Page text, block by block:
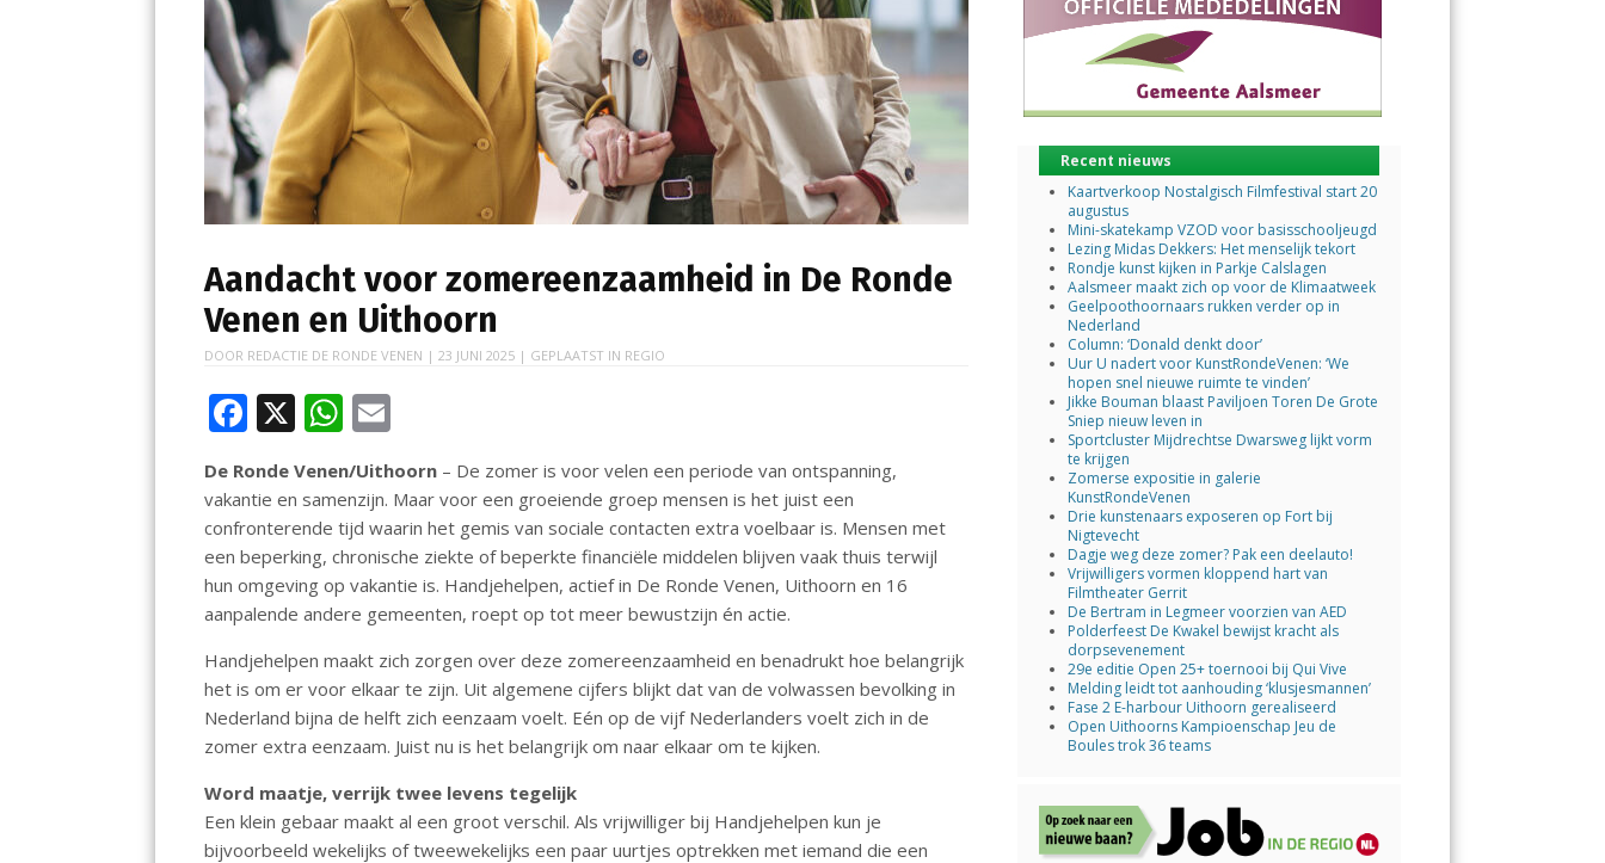
Aandacht voor zomereenzaamheid in De Ronde
Venen en Uithoorn
DOOR REDACTIE DE RONDE VENEN |23 JUNI 2025 | GEPLAATST IN REGIO
F
ac
e
b
o
o
k
X W
h
at
s
A
p
p
ai
l
De Ronde Venen/Uithoorn – De zomer is voor velen een periode van ontspanning,
vakantie en samenzijn. Maar voor een groeiende groep mensen is het juist een
confronterende tijd waarin het gemis van sociale contacten extra voelbaar is. Mensen met
een beperking, chronische ziekte of beperkte financiële middelen blijven vaak thuis terwijl
hun omgeving op vakantie is. Handjehelpen, actief in De Ronde Venen, Uithoorn en 16
aanpalende andere gemeenten, roept op tot meer bewustzijn én actie.
Handjehelpen maakt zich zorgen over deze zomereenzaamheid en benadrukt hoe belangrijk
het is om er voor elkaar te zijn. Uit algemene cijfers blijkt dat van de volwassen bevolking in
Nederland bijna de helft zich eenzaam voelt. Eén op de vijf Nederlanders voelt zich in de
zomer extra eenzaam. Juist nu is het belangrijk om naar elkaar om te kijken.
Word maatje, verrijk twee levens tegelijk
Een klein gebaar maakt al een groot verschil. Als vrijwilliger bij Handjehelpen kun je
bijvoorbeeld wekelijks of tweewekelijks een paar uurtjes optrekken met iemand die een
Recent nieuws
Kaartverkoop Nostalgisch Filmfestival start 20
augustus
Mini-skatekamp VZOD voor basisschooljeugd
Lezing Midas Dekkers: Het menselijk tekort
Rondje kunst kijken in Parkje Calslagen
Aalsmeer maakt zich op voor de Klimaatweek
Geelpoothoornaars rukken verder op in
Nederland
Column: ‘Donald denkt door’
Uur U nadert voor KunstRondeVenen: ‘We
hopen snel nieuwe ruimte te vinden’
Jikke Bouman blaast Paviljoen Toren De Grote
Sniep nieuw leven in
Sportcluster Mijdrechtse Dwarsweg lijkt vorm
te krijgen
Zomerse expositie in galerie
KunstRondeVenen
Drie kunstenaars exposeren op Fort bij
Nigtevecht
Dagje weg deze zomer? Pak een deelauto!
Vrijwilligers vormen kloppend hart van
Filmtheater Gerrit
De Bertram in Legmeer voorzien van AED
Polderfeest De Kwakel bewijst kracht als
dorpsevenement
29e editie Open 25+ toernooi bij Qui Vive
Melding leidt tot aanhouding ‘klusjesmannen’
Fase 2 E-harbour Uithoorn gerealiseerd
Open Uithoorns Kampioenschap Jeu de
Boules trok 36 teams